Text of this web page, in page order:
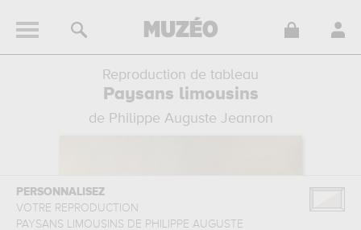
Reproduction de tableau
Paysans limousins
de Philippe Auguste Jeanron
PERSONNALISEZ
VOTRE REPRODUCTION
PAYSANS LIMOUSINS DE PHILIPPE AUGUSTE